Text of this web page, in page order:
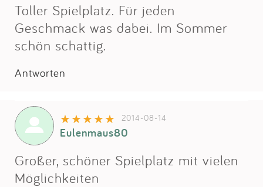
Toller Spielplatz. Für jeden
Geschmack was dabei. Im Sommer
schön schattig.
Antworten
2014-08-14
Eulenmaus80
Großer, schöner Spielplatz mit vielen
Möglichkeiten